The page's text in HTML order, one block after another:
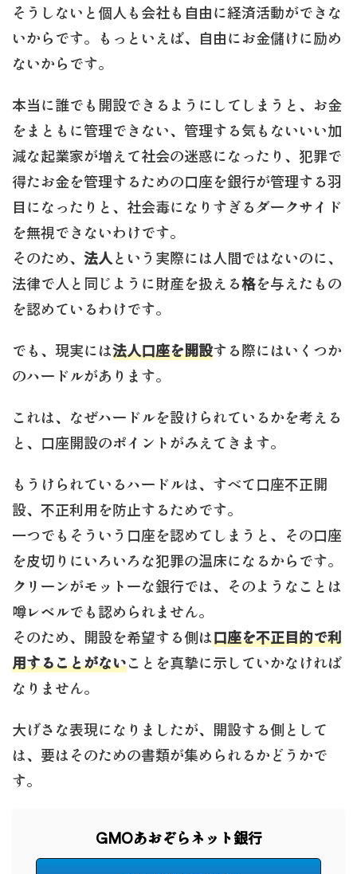
そうしないと個人も会社も自由に経済活動ができな
いからです。もっといえば、自由にお金儲けに励め
ないからです。
本当に誰でも開設できるようにしてしまうと、お金
をまともに管理できない、管理する気もないいい加
減な起業家が増えて社会の迷惑になったり、犯罪で
得たお金を管理するための口座を銀行が管理する羽
目になったりと、社会毒になりすぎるダークサイド
を無視できないわけです。
そのため、 法人という実際には人間ではないのに、
法律で人と同じように財産を扱える格を与えたもの
を認めているわけです。
でも、現実には法人口座を開設する際にはいくつか
のハードルがあります。
これは、なぜハードルを設けられているかを考える
と、口座開設のポイントがみえてきます。
もうけられているハードルは、すべて口座不正開
設、不正利用を防止するためです。
一つでもそういう口座を認めてしまうと、その口座
を皮切りにいろいろな犯罪の温床になるからです。
クリーンがモットーな銀行では、そのようなことは
噂レベルでも認められません。
そのため、開設を希望する側は口座を不正目的で利
用することがないことを真摯に示していかなければ
なりません。
大げさな表現になりましたが、開設する側として
は、要はそのための書類が集められるかどうかで
す。
GMOあおぞらネット銀行